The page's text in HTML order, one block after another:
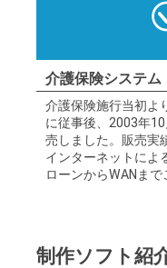
介護保険システム
介護保険施行当初よ
に従事後、2003年
売しました。販売実
インターネットによ
ローンからWANまで
制作ソフト紹